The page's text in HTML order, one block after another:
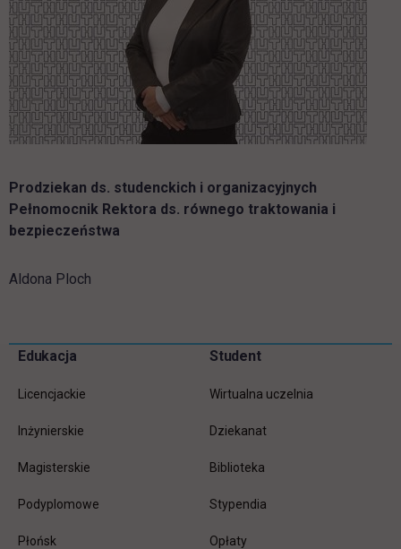
Prodziekan ds. studenckich i organizacyjnych
Pełnomocnik Rektora ds. równego traktowania i
bezpieczeństwa
Aldona Ploch
Pomiń
Informacje w stopce
Edukacja
Licencjackie
Inżynierskie
Magisterskie
Podyplomowe
Płońsk
Student
Wirtualna uczelnia
Dziekanat
Biblioteka
Stypendia
Opłaty